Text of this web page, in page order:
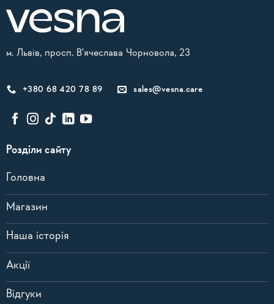
м. Львів, просп. В'ячеслава Чорновола, 23
+380 68 420 78 89 sales@vesna.care
Розділи сайту
Головна
Магазин
Наша історія
Акції
Відгуки